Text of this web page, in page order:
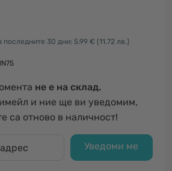
последните 30 дни: 5.99 € (11.72 лв.)
не е на склад.
и ние ще ви уведомим,
са отново в наличност!
Уведоми ме